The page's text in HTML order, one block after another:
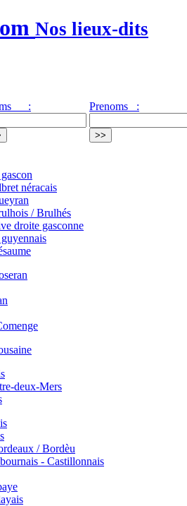
Nos lieux-dits
: Prenoms :
néracais
/ Brulhés
droite gasconne
deux-Mers
/ Bordèu
- Castillonnais